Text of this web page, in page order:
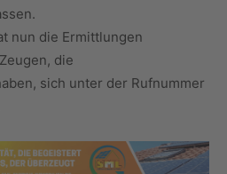
nun die Ermittlungen
die
sich unter der Rufnummer